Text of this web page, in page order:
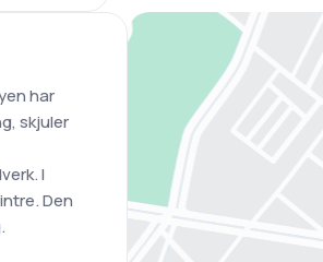
har
skjuler
I
Den